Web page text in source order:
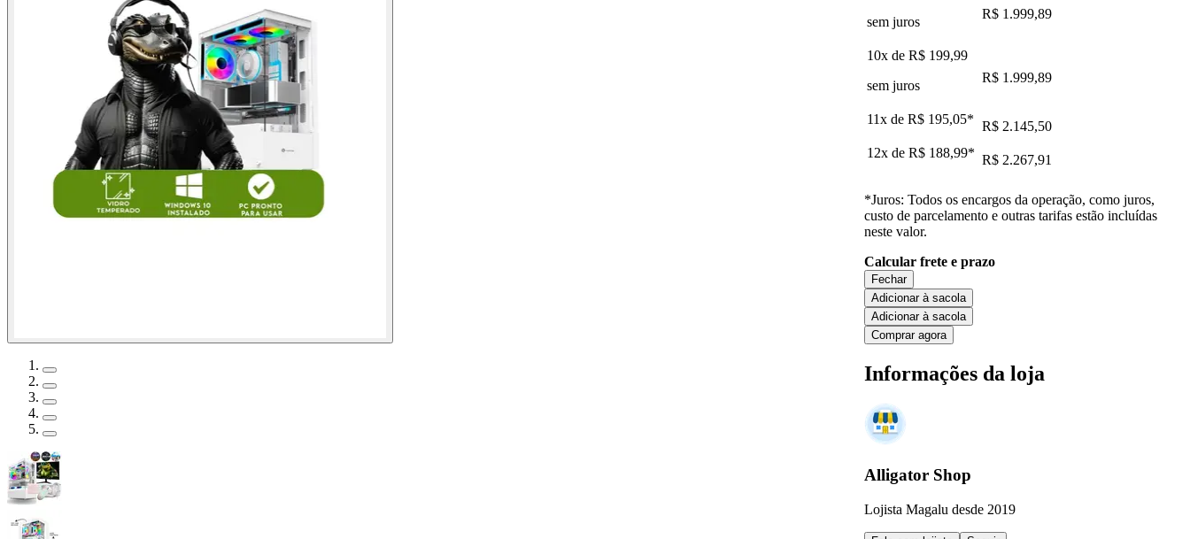
sem juros
R$ 1.999,89
10x de R$ 199,99
sem juros
R$ 1.999,89
11x de R$ 195,05* R$ 2.145,50
12x de R$ 188,99* R$ 2.267,91
*Juros: Todos os encargos da operação, como juros,
custo de parcelamento e outras tarifas estão incluídas
neste valor.
Calcular frete e prazo
Fechar
Adicionar à sacola
Adicionar à sacola
Comprar agora
Informações da loja
Alligator Shop
Lojista Magalu desde 2019